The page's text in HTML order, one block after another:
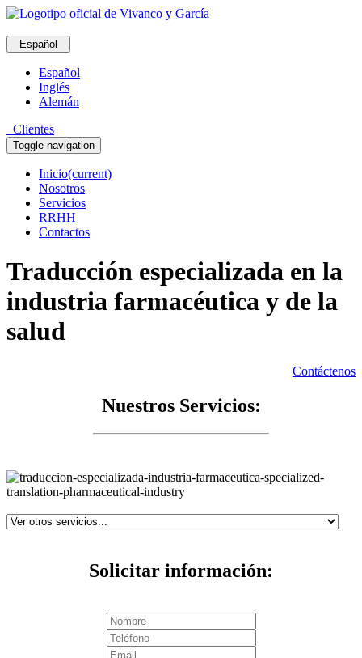
Español
Español
Inglés
Alemán
Clientes
Toggle navigation
Inicio(current)
Nosotros
Servicios
RRHH
Contactos
Traducción especializada en la
industria farmacéutica y de la
salud
Contáctenos
Nuestros Servicios:
Solicitar información: